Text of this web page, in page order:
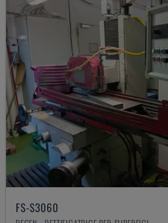
FS-S3060